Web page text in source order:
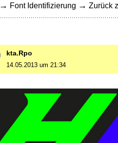
→ Font Identifizierung → Zurück
kta.Rpo
14.05.2013 um 21:34